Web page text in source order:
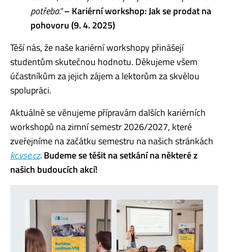
potřeba.“– Kariérní workshop: Jak se prodat na
pohovoru (9. 4. 2025)
Těší nás, že naše kariérní workshopy přinášejí
studentům skutečnou hodnotu. Děkujeme všem
účastníkům za jejich zájem a lektorům za skvělou
spolupráci.
Aktuálně se věnujeme přípravám dalších kariérních
workshopů na zimní semestr 2026/2027, které
zveřejníme na začátku semestru na našich stránkách
kc.vse.cz.Budeme se těšit na setkání na některé z
našich budoucích akcí!